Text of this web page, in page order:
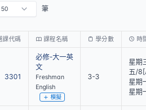
筆
課代碼 課程名稱 學分數 時
3301
必修-大一英
文
Freshman
English
模擬
3-3
星期
五/
星期
星期